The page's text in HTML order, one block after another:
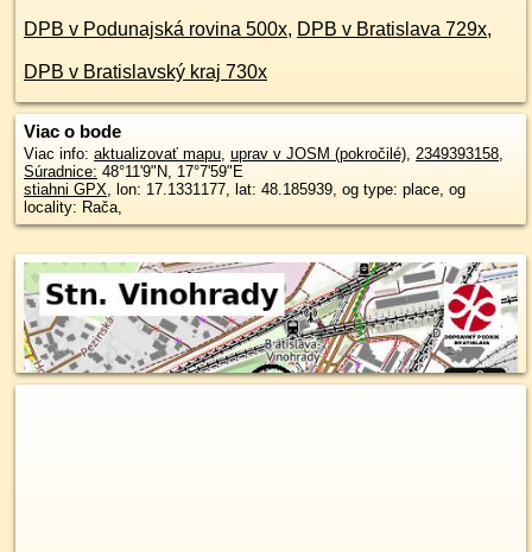
DPB v Podunajská rovina 500x, DPB v Bratislava 729x,
DPB v Bratislavský kraj 730x
Viac o bode
Viac info: aktualizovať mapu, uprav v JOSM (pokročilé), 2349393158,
Súradnice: 48°11'9"N, 17°7'59"E
stiahni GPX, lon: 17.1331177, lat: 48.185939, og type: place, og
locality: Rača,